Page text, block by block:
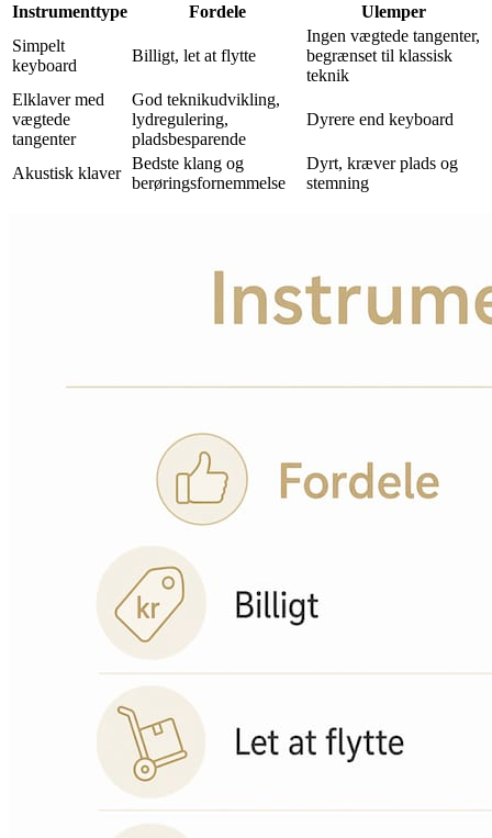
Instrumenttype Fordele
Ulemper
Simpelt
keyboard
Billigt, let at flytte
Ingen vægtede tangenter,
begrænset til klassisk
teknik
Elklaver med
vægtede
tangenter
God teknikudvikling,
lydregulering,
pladsbesparende
Dyrere end keyboard
Akustisk klaver
Bedste klang og
berøringsfornemmelse
Dyrt, kræver plads og
stemning